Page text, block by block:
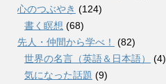
心のつぶやき (124)
書く瞑想 (68)
先人・仲間から学べ！
(82)
世界の名言（英語＆日本語）
(4)
気になった話題 (9)